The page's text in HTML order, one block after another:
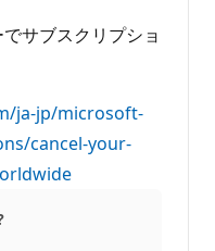
サブスクリプショ
ja-jp/microsoft-
cancel-your-